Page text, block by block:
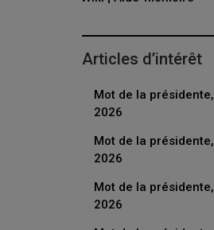
Articles d’intérêt
Mot de la
2026
Mot de la
2026
Mot de la
2026